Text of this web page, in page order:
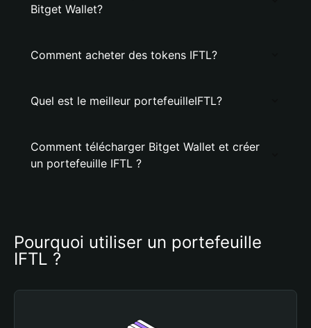
Bitget Wallet?
Comment acheter des tokens IFTL?
Quel est le meilleur portefeuilleIFTL?
Comment télécharger Bitget Wallet et créer
un portefeuille IFTL ?
Pourquoi utiliser un portefeuille
IFTL ?